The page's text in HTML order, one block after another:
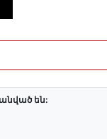
են: